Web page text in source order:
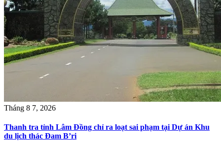
Tháng 8 7, 2026
Thanh tra tỉnh Lâm Đồng chỉ ra loạt sai phạm tại Dự án Khu
du lịch thác Đam B’ri